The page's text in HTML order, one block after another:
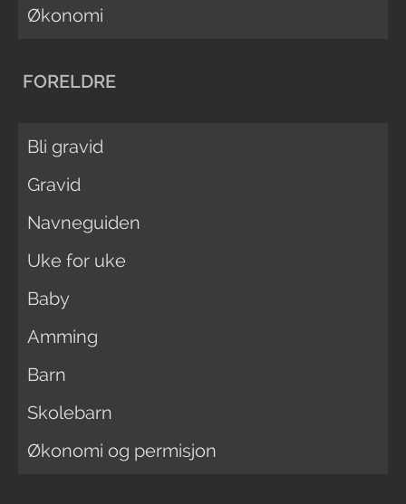
Økonomi
FORELDRE
Bli gravid
Gravid
Navneguiden
Uke for uke
Baby
Amming
Barn
Skolebarn
Økonomi og permisjon